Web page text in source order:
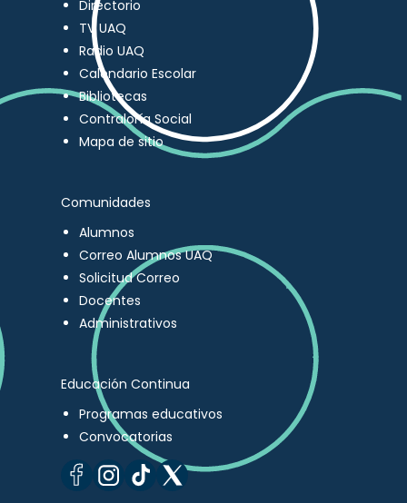
Directorio
TV UAQ
Radio UAQ
Calendario Escolar
Bibliotecas
Contraloría Social
Mapa de sitio
Comunidades
Alumnos
Correo Alumnos UAQ
Solicitud Correo
Docentes
Administrativos
Educación Continua
Programas educativos
Convocatorias